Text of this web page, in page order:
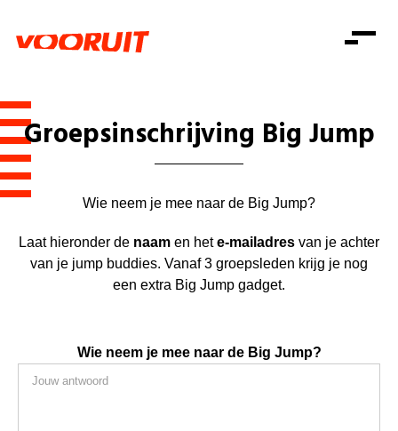
Zorg
Welzijn
Consumentenbescherming
Pensioenen
Onze mensen
Vacatures
Doe mee
Doe mee
Word lid
Mis niets
Shop
Zoeken
Doe mee
Groepsinschrijving Big Jump
Wie neem je mee naar de Big Jump?
Laat hieronder de naam en hete-mailadres van je achter
van je jump buddies. Vanaf 3 groepsleden krijg je nog
een extra Big Jump gadget.
Wie neem je mee naar de Big Jump?